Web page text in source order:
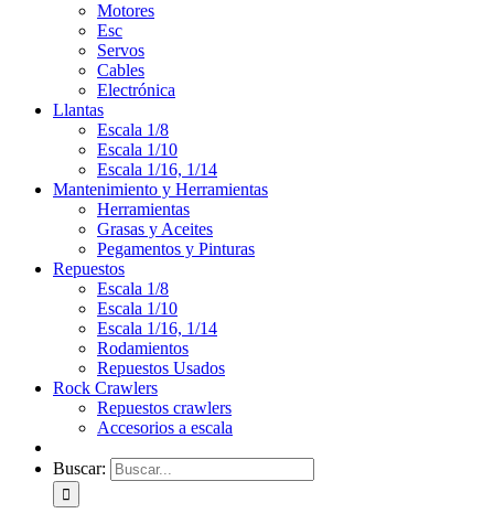
Motores
Esc
Servos
Cables
Electrónica
Llantas
Escala 1/8
Escala 1/10
Escala 1/16, 1/14
Mantenimiento y Herramientas
Herramientas
Grasas y Aceites
Pegamentos y Pinturas
Repuestos
Escala 1/8
Escala 1/10
Escala 1/16, 1/14
Rodamientos
Repuestos Usados
Rock Crawlers
Repuestos crawlers
Accesorios a escala
Buscar: